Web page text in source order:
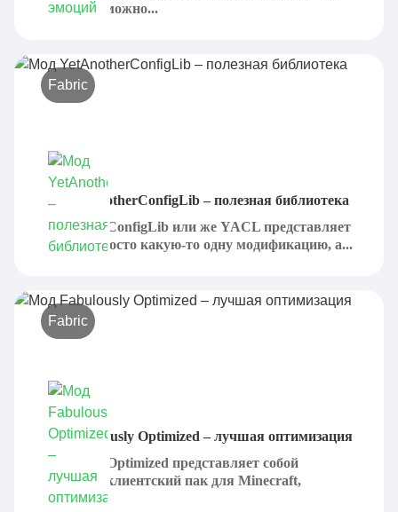
только возможно...
Fabric
Мод YetAnotherConfigLib – полезная библиотека
YetAnotherConfigLib или же YACL представляет
собой не просто какую-то одну модификацию, а...
Fabric
Мод Fabulously Optimized – лучшая оптимизация
Fabulously Optimized представляет собой
отличный клиентский пак для Minecraft,
который...